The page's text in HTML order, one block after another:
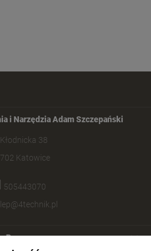
i Narzędzia Adam Szczepański
38
Katowice
505443070
Pomoc